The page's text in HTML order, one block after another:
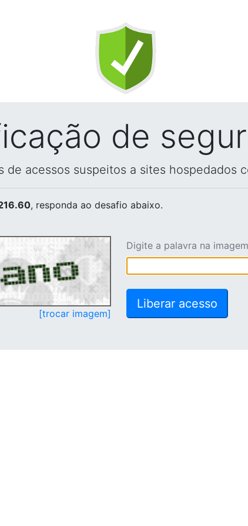
de
de acessos suspeitos a sites hospedados
, responda ao desafio abaixo.
[trocar imagem]
Digite a palavra na